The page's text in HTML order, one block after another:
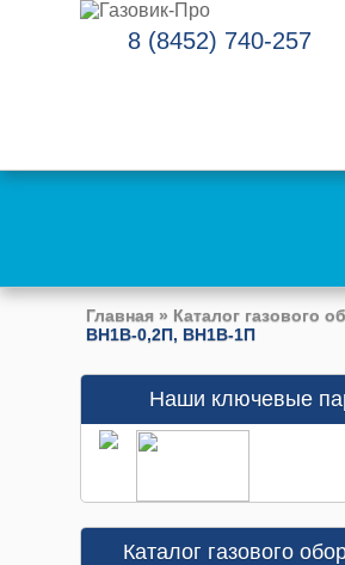
8 (8452) 740-257
Главная » Каталог газового
ВН1В-0,2П, ВН1В-1П
Наши ключевые
Каталог газового